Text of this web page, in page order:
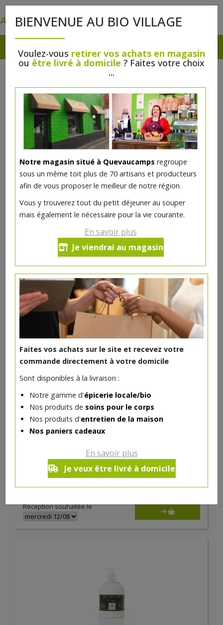
BIENVENUE AU BIO VILLAGE
Voulez-vous retirer vos achats en magasin
ou être livré à domicile ? Faites votre choix
...
Notre magasin situé à Quevaucamps regroupe
sous un même toit plus de 70 artisans et producteurs
afin de vous proposer le meilleur de notre région.
Vous y trouverez tout du petit déjeuner au souper
mais également le nécessaire pour la vie courante.
En savoir plus
Je viendrai au magasin
Faites vos achats sur le site et recevez votre
commande directement à votre domicile
Sont disponibles à la livraison :
Notre gamme d'épicerie locale/bio
Nos produits de soins pour le corps
Nos produits d'entretien de la maison
Nos paniers cadeaux
En savoir plus
Je veux être livré à domicile
Savon corps & mains Fleur
d'Oranger bio 100g
Ce produit est indisponible pour le moment.
DANS LA MÊME CATÉGORIE ...
HYGIENA 13.91€/pc
1 pc +
Réception souhaitée le